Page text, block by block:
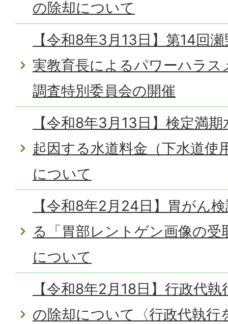
の除却について
【令和8年3月13日】第14回
実教育長によるパワーハラ
調査特別委員会の開催
【令和8年3月13日】検定満
起因する水道料金（下水道使
について
【令和8年2月24日】胃がん
る「胃部レントゲン画像の受
について
【令和8年2月18日】行政代
の除却について〈行政代執行